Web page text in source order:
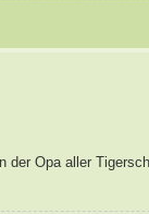
der Opa aller